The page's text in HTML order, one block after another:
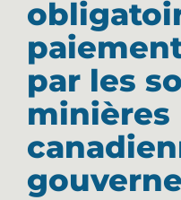
par les
minières